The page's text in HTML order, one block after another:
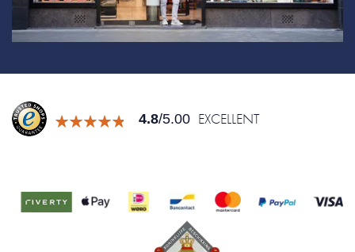
4.8/5.00 EXCELLENT